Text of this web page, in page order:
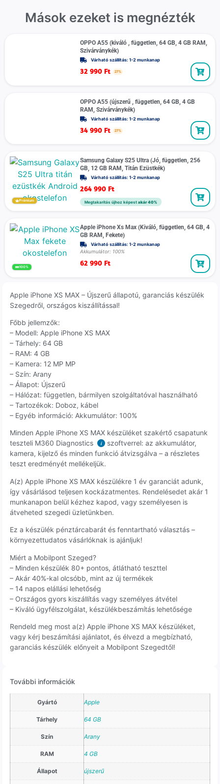
Mások ezeket is megnézték
OPPO A55 (kiváló , független, 64 GB, 4 GB RAM,
Szivárványkék)
Várható szállítás: 1-2 munkanap
32 990 Ft 27%
OPPO A55 (újszerű , független, 64 GB, 4 GB
RAM, Szivárványkék)
Várható szállítás: 1-2 munkanap
34 990 Ft 27%
Prémium
Samsung Galaxy S25 Ultra (Jó, független, 256
GB, 12 GB RAM, Titán Ezüstkék)
Várható szállítás: 1-2 munkanap
264 990 Ft
Megtakarítás újhoz képest akár 40%
100%
Apple iPhone Xs Max (Kiváló, független, 64 GB, 4
GB RAM, Fekete)
Várható szállítás: 1-2 munkanap
Akkumulátor: 100%
62 990 Ft
Apple iPhone XS MAX – Újszerű állapotú, garanciás készülék
Szegedről, országos kiszállítással!
Főbb jellemzők:
– Modell: Apple iPhone XS MAX
– Tárhely: 64 GB
– RAM: 4 GB
– Kamera: 12 MP MP
– Szín: Arany
– Állapot: Újszerű
– Hálózat: független, bármilyen szolgáltatóval használható
– Tartozékok: Doboz, kábel
– Egyéb információ: Akkumulátor: 100%
Minden Apple iPhone XS MAX készüléket szakértő csapatunk
teszteli M360 Diagnostics
i
szoftverrel: az akkumulátor,
kamera, kijelző és minden funkció átvizsgálva – a részletes
teszt eredményét mellékeljük.
A(z) Apple iPhone XS MAX készülékre 1 év garanciát adunk,
így vásárlásod teljesen kockázatmentes. Rendelésedet akár 1
munkanapon belül kézhez kapod, vagy személyesen is
átveheted szegedi üzletünkben.
Ez a készülék pénztárcabarát és fenntartható választás –
környezettudatos vásárlóknak is ajánljuk!
Miért a Mobilpont Szeged?
– Minden készülék 80+ pontos, átlátható teszttel
– Akár 40%-kal olcsóbb, mint az új termékek
– 14 napos elállási lehetőség
– Országos gyors kiszállítás vagy személyes átvétel
– Kiváló ügyfélszolgálat, készülékbeszámítás lehetősége
Rendeld meg most a(z) Apple iPhone XS MAX készüléket,
vagy kérj beszámítási ajánlatot, és élvezd a megbízható,
garanciás készülék előnyeit a Mobilpont Szegedtől!
További információk
Gyártó Apple
Tárhely 64 GB
Szín Arany
RAM 4 GB
Állapot újszerű